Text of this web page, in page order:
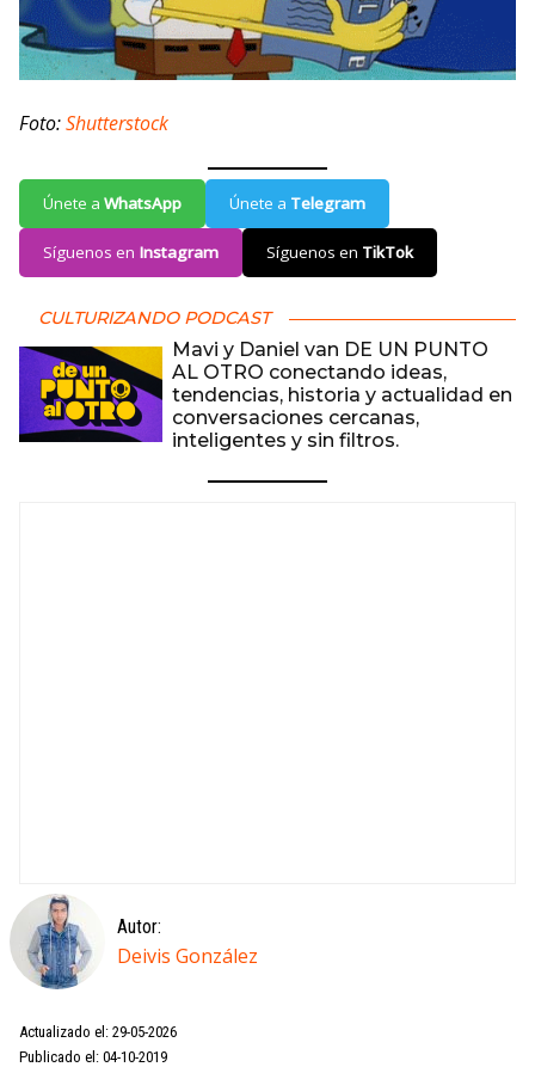
Foto:Shutterstock
Únete a WhatsApp Únete a Telegram
Síguenos en Instagram Síguenos en TikTok
CULTURIZANDO PODCAST
Mavi y Daniel van DE UN PUNTO
AL OTRO conectando ideas,
tendencias, historia y actualidad en
conversaciones cercanas,
inteligentes y sin filtros.
Autor:
Deivis González
Actualizado el: 29-05-2026
Publicado el: 04-10-2019